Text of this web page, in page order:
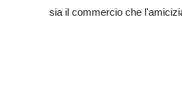
sia il commercio che